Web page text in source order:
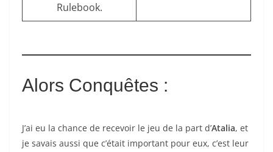
Rulebook.
Alors Conquêtes :
J’ai eu la chance de recevoir le jeu de la part d’Atalia, et
je savais aussi que c’était important pour eux, c’est leur